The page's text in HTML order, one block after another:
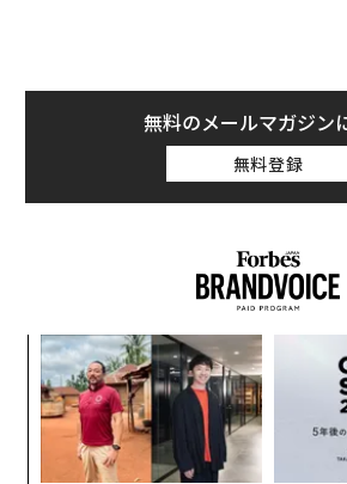
ングの終了時、「実は、お会いする
いました。指導する価値のない人と
って……」と心境を明かしてくれた
驚くべき発言だが、私にとっては予
ことを言うのは、女性のクライアン
無料のメールマガジン
無料登録